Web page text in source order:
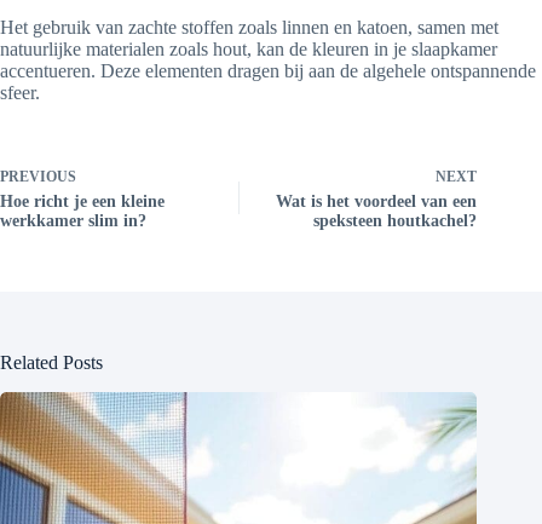
Het gebruik van zachte stoffen zoals linnen en katoen, samen met
natuurlijke materialen zoals hout, kan de kleuren in je slaapkamer
accentueren. Deze elementen dragen bij aan de algehele ontspannende
sfeer.
PREVIOUS
Hoe richt je een kleine
werkkamer slim in?
NEXT
Wat is het voordeel van een
speksteen houtkachel?
Related Posts